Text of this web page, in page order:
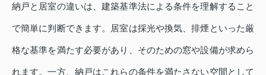
納戸と居室の違いは、建築基準法による条件を理解すること
で簡単に判断できます。居室は採光や換気、排煙といった厳
格な基準を満たす必要があり、そのための窓や設備が求めら
れます。一方、納戸はこれらの条件を満たさない空間として